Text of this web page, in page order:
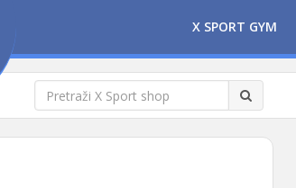
X SPORT GYM